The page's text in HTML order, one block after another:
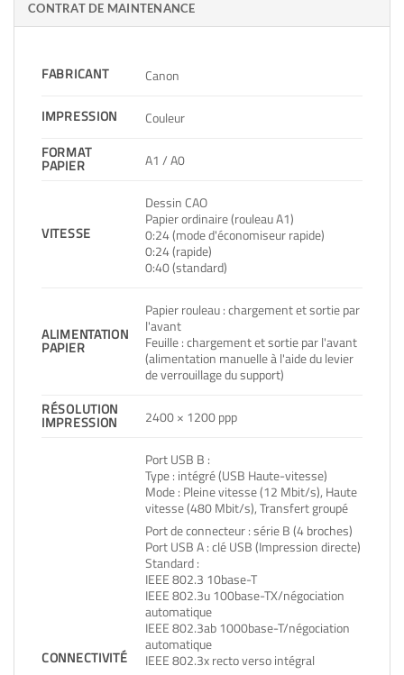
CONTRAT DE MAINTENANCE
FABRICANT Canon
IMPRESSION
Couleur
FORMAT
PAPIER A1 / A0
VITESSE
Dessin CAO
Papier ordinaire (rouleau A1)
0:24 (mode d'économiseur rapide)
0:24 (rapide)
0:40 (standard)
ALIMENTATION
PAPIER
Papier rouleau : chargement et sortie par
l'avant
Feuille : chargement et sortie par l'avant
(alimentation manuelle à l'aide du levier
de verrouillage du support)
RÉSOLUTION
IMPRESSION 2400 × 1200 ppp
CONNECTIVITÉ
Port USB B :
Type : intégré (USB Haute-vitesse)
Mode : Pleine vitesse (12 Mbit/s), Haute
vitesse (480 Mbit/s), Transfert groupé
Port de connecteur : série B (4 broches)
Port USB A : clé USB (Impression directe)
Standard :
IEEE 802.3 10base-T
IEEE 802.3u 100base-TX/négociation
automatique
IEEE 802.3ab 1000base-T/négociation
automatique
IEEE 802.3x recto verso intégral